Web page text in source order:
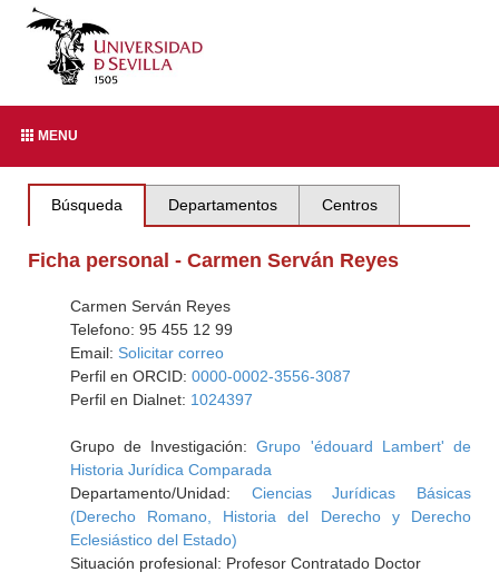
MENU
Búsqueda Departamentos Centros
Ficha personal - Carmen Serván Reyes
Carmen Serván Reyes
Telefono: 95 455 12 99
Email: Solicitar correo
Perfil en ORCID: 0000-0002-3556-3087
Perfil en Dialnet: 1024397
Grupo de Investigación:Grupo 'édouard Lambert' de
Historia Jurídica Comparada
Departamento/Unidad: Ciencias Jurídicas Básicas
(Derecho Romano, Historia del Derecho y Derecho
Eclesiástico del Estado)
Situación profesional: Profesor Contratado Doctor